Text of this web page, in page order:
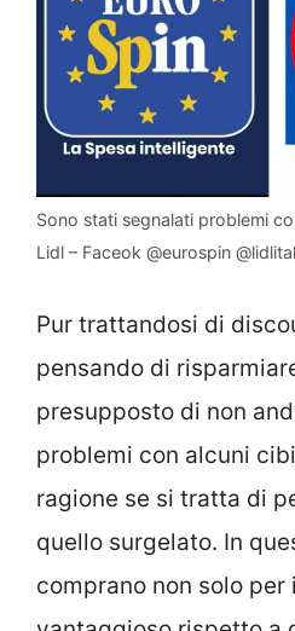
Sono stati segnalati problemi
Lidl – Faceok @eurospin
Pur trattandosi di
pensando di
presupposto di non
problemi con alcuni
ragione se si tratta di
quello surgelato. In
comprano non solo per